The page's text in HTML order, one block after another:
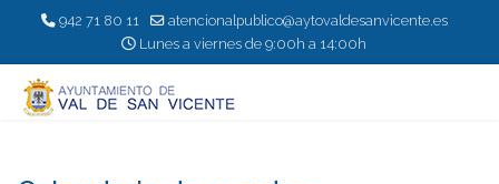
942 71 80 11
atencionalpublico@aytovaldesanvicente.es
Lunes a viernes de 9:00h a 14:00h